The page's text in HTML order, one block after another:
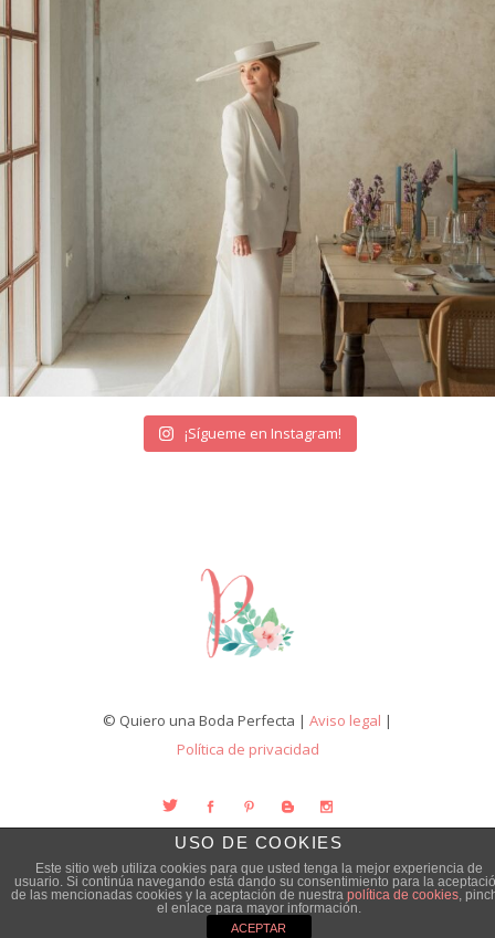
¡Sígueme en Instagram!
© Quiero una Boda Perfecta | Aviso legal |
Política de privacidad
USO DE COOKIES
Este sitio web utiliza cookies para que usted tenga la mejor experiencia de
usuario. Si continúa navegando está dando su consentimiento para la
de las mencionadas cookies y la aceptación de nuestra política de cookies,
el enlace para mayor información.
ACEPTAR